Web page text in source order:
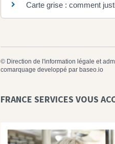
Carte grise : comment
© Direction de l'information légale et
comarquage developpé par baseo.io
FRANCE SERVICES VOUS